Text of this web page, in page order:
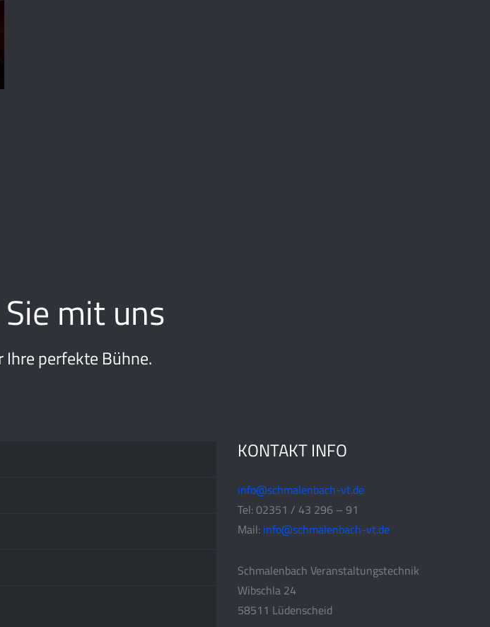
mit uns
perfekte Bühne.
KONTAKT INFO
info@schmalenbach-vt.de
Tel: 02351 / 43 296 – 91
Mail: info@schmalenbach-vt.de
Schmalenbach Veranstaltungstechnik
Wibschla 24
58511 Lüdenscheid